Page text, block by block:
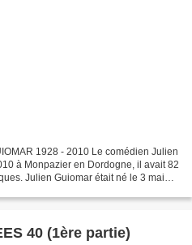
1928 - 2010 Le comédien Julien
à Monpazier en Dordogne, il avait 82
Julien Guiomar était né le 3 mai
40 (1ère partie)